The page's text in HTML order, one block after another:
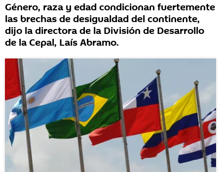
Género, raza y edad condicionan fuertemente
las brechas de desigualdad del continente,
dijo la directora de la División de Desarrollo
de la Cepal, Laís Abramo.